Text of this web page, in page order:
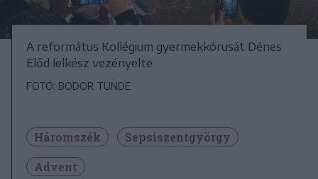
A református Kollégium gyermekkórusát Dénes
Előd lelkész vezényelte
FOTÓ: BODOR TÜNDE
Háromszék
Sepsiszentgyörgy
Advent